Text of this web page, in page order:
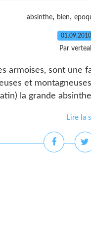
absinthe, bien,
01.09.2010
Par
armoises, sont
et
la grande
Lire la